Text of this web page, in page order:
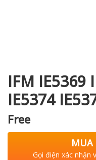
IFM IE5369
IE5374
Free
MUA
Gọi điện xác nhận